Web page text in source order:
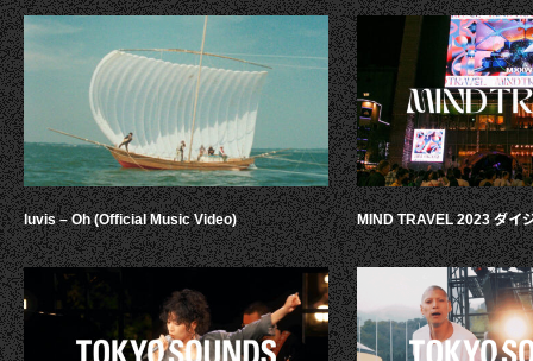
luvis – Oh (Official Music Video) MIND TRAVEL 2023 ダイ